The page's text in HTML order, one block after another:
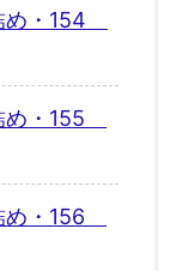
め・154
め・155
め・156